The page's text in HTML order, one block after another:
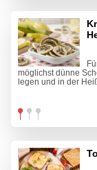
möglichst dünne
legen und in der